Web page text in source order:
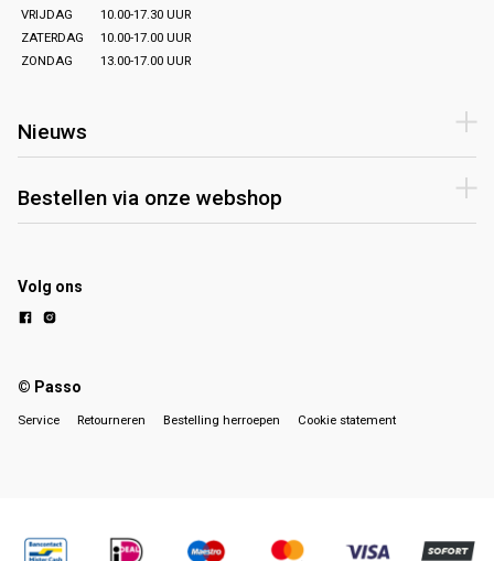
VRIJDAG
10.00-17.30 UUR
ZATERDAG
10.00-17.00 UUR
ZONDAG
13.00-17.00 UUR
Nieuws
Bestellen via onze webshop
Volg ons
© Passo
Service Retourneren Bestelling herroepen Cookie statement